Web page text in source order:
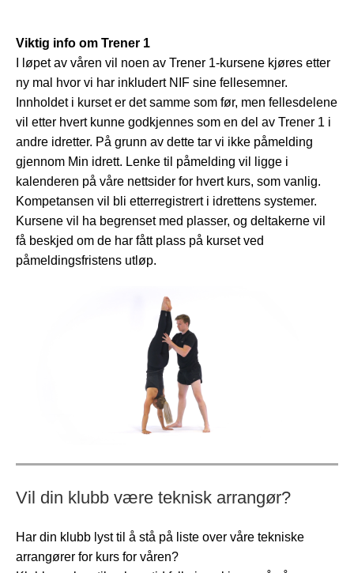
Viktig info om Trener 1
I løpet av våren vil noen av Trener 1-kursene kjøres etter
ny mal hvor vi har inkludert NIF sine fellesemner.
Innholdet i kurset er det samme som før, men fellesdelene
vil etter hvert kunne godkjennes som en del av Trener 1 i
andre idretter. På grunn av dette tar vi ikke påmelding
gjennom Min idrett. Lenke til påmelding vil ligge i
kalenderen på våre nettsider for hvert kurs, som vanlig.
Kompetansen vil bli etterregistrert i idrettens systemer.
Kursene vil ha begrenset med plasser, og deltakerne vil
få beskjed om de har fått plass på kurset ved
påmeldingsfristens utløp.
Vil din klubb være teknisk arrangør?
Har din klubb lyst til å stå på liste over våre tekniske
arrangører for kurs for våren?